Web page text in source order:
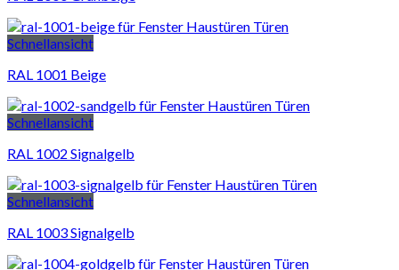
Schnellansicht
RAL 1001 Beige
Schnellansicht
RAL 1002 Signalgelb
Schnellansicht
RAL 1003 Signalgelb